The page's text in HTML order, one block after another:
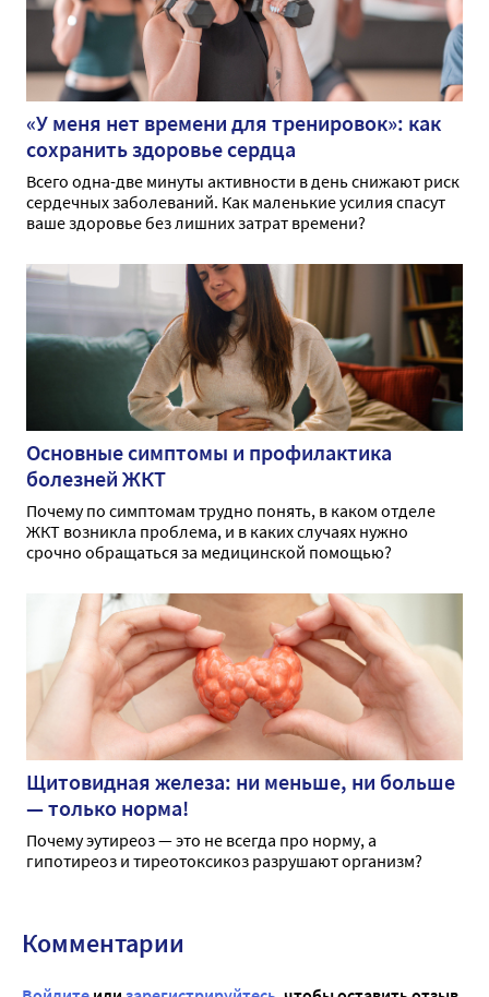
«У меня нет времени для тренировок»: как
сохранить здоровье сердца
Всего одна-две минуты активности в день снижают риск
сердечных заболеваний. Как маленькие усилия спасут
ваше здоровье без лишних затрат времени?
Основные симптомы и профилактика
болезней ЖКТ
Почему по симптомам трудно понять, в каком отделе
ЖКТ возникла проблема, и в каких случаях нужно
срочно обращаться за медицинской помощью?
Щитовидная железа: ни меньше, ни больше
— только норма!
Почему эутиреоз — это не всегда про норму, а
гипотиреоз и тиреотоксикоз разрушают организм?
Комментарии